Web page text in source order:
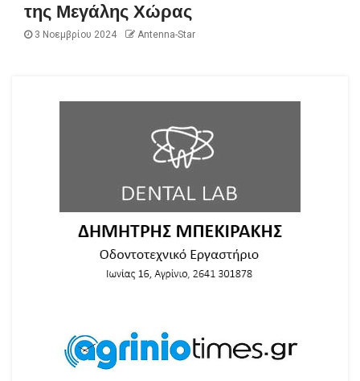
της Μεγάλης Χώρας
3 Νοεμβρίου 2024 Antenna-Star